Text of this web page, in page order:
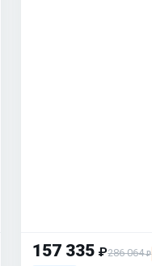
157 335 ₽286 064₽